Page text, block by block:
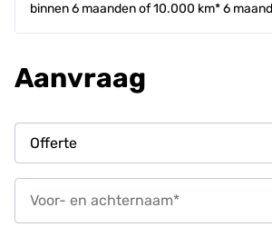
binnen 6 maanden of 10.000 km* 6
Aanvraag